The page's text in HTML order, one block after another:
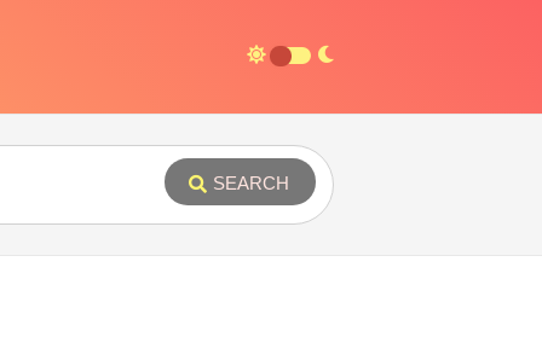
SEARCH